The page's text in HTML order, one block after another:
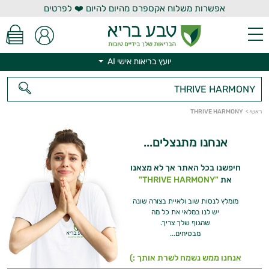
אפשרות משלוח אקספרס מהיום להיום ❤️ לפרטים
יועץ בריאות אישי AI
ראשי >
THRIVE HARMONY
אנחנו מתנצלים...
חיפשנו בכל האתר אך לא מצאנו
את "THRIVE HARMONY"
מומלץ לנסות שוב ולאיית בצורה שונה
יש לנו במלאי את כל מה
שהגוף שלך צריך.
מבטיחים...
אנחנו ממש נשמח לשרת אותך :)
יועץ בריאות אישי AI